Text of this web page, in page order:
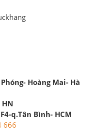
Hoàng Mai- Hà
q.Tân Bình- HCM
666